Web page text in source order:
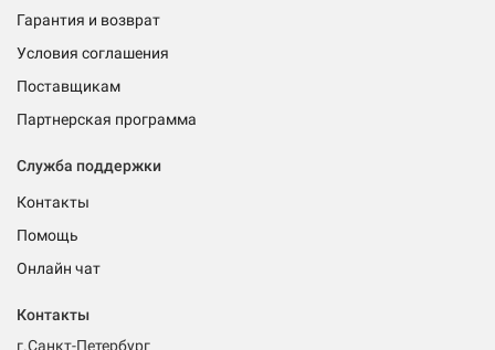
Гарантия и возврат
Условия соглашения
Поставщикам
Партнерская программа
Служба поддержки
Контакты
Помощь
Онлайн чат
Контакты
г.Санкт-Петербург